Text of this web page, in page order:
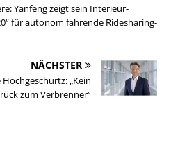
Yanfeng zeigt sein Interieur-
für autonom fahrende Ridesharing-
NÄCHSTER
„Kein
zum Verbrenner“